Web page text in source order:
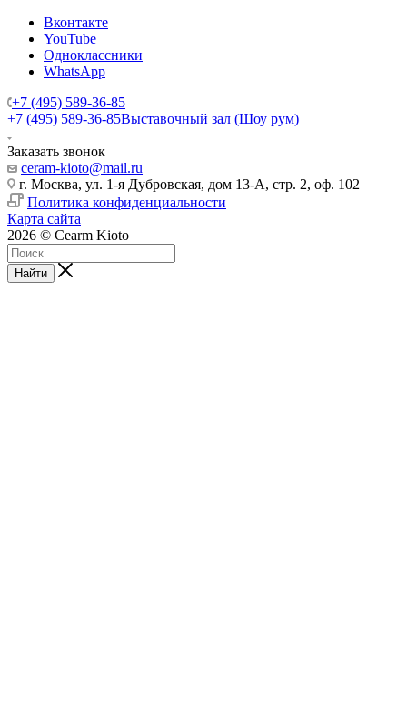
Вконтакте
YouTube
Одноклассники
WhatsApp
+7 (495) 589-36-85
+7 (495) 589-36-85Выставочный зал (Шоу рум)
Заказать звонок
ceram-kioto@mail.ru
г. Москва, ул. 1-я Дубровская, дом 13-А, стр. 2, оф. 102
Политика конфиденциальности
Карта сайта
2026 © Cearm Kioto
Найти